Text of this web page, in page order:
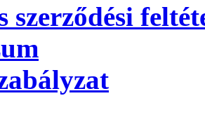
szerződési